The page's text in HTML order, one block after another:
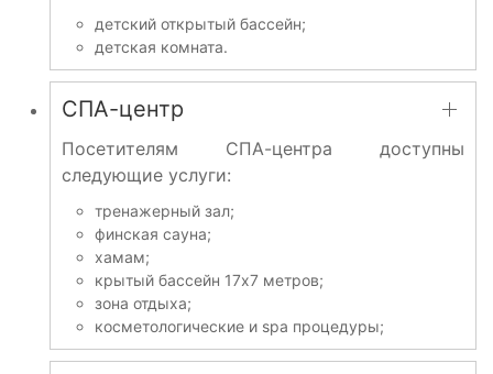
детский открытый бассейн;
детская комната.
СПА-центр
Посетителям СПА-центра доступны
следующие услуги:
тренажерный зал;
финская сауна;
хамам;
крытый бассейн 17х7 метров;
зона отдыха;
косметологические и spa процедуры;